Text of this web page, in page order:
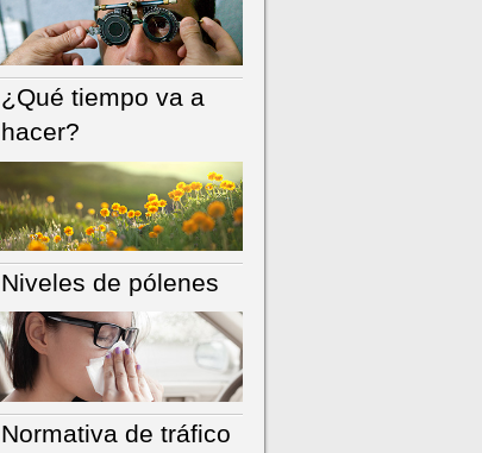
¿Qué tiempo va a
hacer?
Niveles de pólenes
Normativa de tráfico